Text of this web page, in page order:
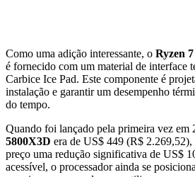
Como uma adição interessante, o Ryzen
é fornecido com um material de interface
Carbice Ice Pad. Este componente é
instalação e garantir um desempenho
do tempo.
Quando foi lançado pela primeira vez em
5800X3D era de US$ 449 (R$ 2.269,52),
preço uma redução significativa de US$
acessível, o processador ainda se